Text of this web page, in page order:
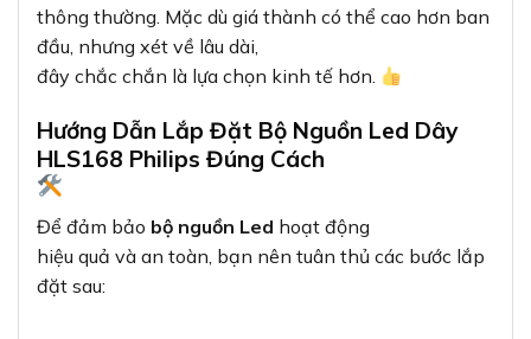
thông thường. Mặc dù giá thành có thể cao hơn ban
đầu, nhưng xét về lâu dài,
đây chắc chắn là lựa chọn kinh tế hơn.
Hướng Dẫn Lắp Đặt Bộ Nguồn Led Dây
HLS168 Philips Đúng Cách
Để đảm bảo bộ nguồn Led hoạt động
hiệu quả và an toàn, bạn nên tuân thủ các bước lắp
đặt sau: